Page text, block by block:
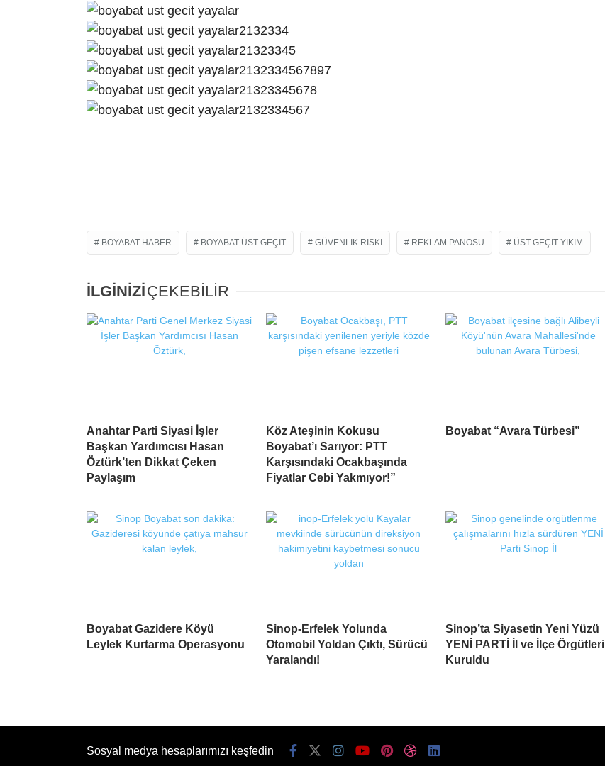
BOYABAT HABER BOYABAT ÜST GEÇIT GÜVENLIK RISKI REKLAM PANOSU ÜST GEÇIT YIKIM
İLGİNİZİÇEKEBİLİR
Anahtar Parti Siyasi İşler
Başkan Yardımcısı Hasan
Öztürk’ten Dikkat Çeken
Paylaşım
Köz Ateşinin Kokusu
Boyabat’ı Sarıyor: PTT
Karşısındaki Ocakbaşında
Fiyatlar Cebi Yakmıyor!”
Boyabat “Avara Türbesi”
Boyabat Gazidere Köyü
Leylek Kurtarma Operasyonu
Sinop-Erfelek Yolunda
Otomobil Yoldan Çıktı, Sürücü
Yaralandı!
Sinop’ta Siyasetin Yeni Yüzü
YENİ PARTİ İl ve İlçe Örgütleri
Kuruldu
Sosyal medya hesaplarımızı keşfedin